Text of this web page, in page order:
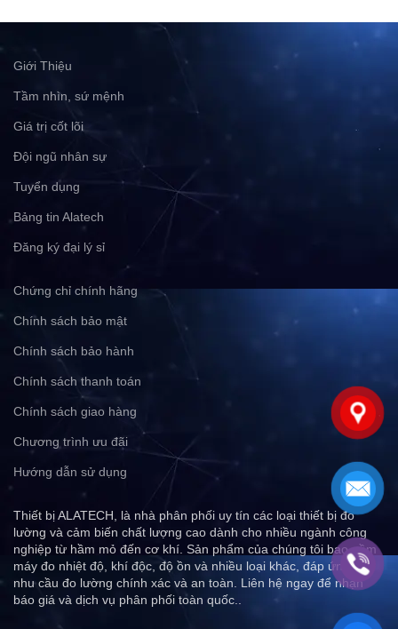
Giới Thiệu
Tầm nhìn, sứ mệnh
Giá trị cốt lõi
Đội ngũ nhân sự
Tuyển dụng
Bảng tin Alatech
Đăng ký đại lý sỉ
Chứng chỉ chính hãng
Chính sách bảo mật
Chính sách bảo hành
Chính sách thanh toán
Chính sách giao hàng
Chương trình ưu đãi
Hướng dẫn sử dụng
Thiết bị ALATECH, là nhà phân phối uy tín các loại thiết bị đo
lường và cảm biến chất lượng cao dành cho nhiều ngành công
nghiệp từ hầm mỏ đến cơ khí. Sản phẩm của chúng tôi bao gồm
máy đo nhiệt độ, khí độc, độ ồn và nhiều loại khác, đáp ứng mọi
nhu cầu đo lường chính xác và an toàn. Liên hệ ngay để nhận
báo giá và dịch vụ phân phối toàn quốc..